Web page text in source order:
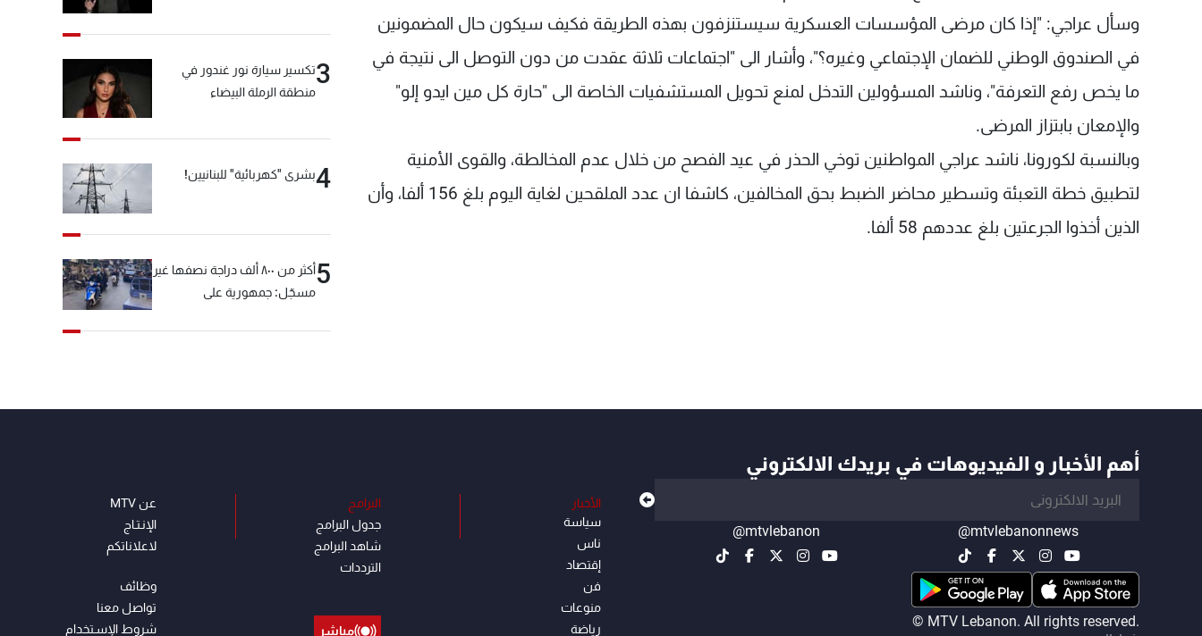
وسأل عراجي: "إذا كان مرضى المؤسسات العسكرية سيستنزفون بهذه الطريقة فكيف سيكون حال المضمونين
في الصندوق الوطني للضمان الإجتماعي وغيره؟"، وأشار الى "اجتماعات ثلاثة عقدت من دون التوصل الى نتيجة في
ما يخص رفع التعرفة"، وناشد المسؤولين التدخل لمنع تحويل المستشفيات الخاصة الى "حارة كل مين ايدو إلو"
والإمعان بابتزاز المرضى.
وبالنسبة لكورونا، ناشد عراجي المواطنين توخي الحذر في عيد الفصح من خلال عدم المخالطة، والقوى الأمنية
لتطبيق خطة التعبئة وتسطير محاضر الضبط بحق المخالفين، كاشفا ان عدد الملقحين لغاية اليوم بلغ 156 ألفا، وأن
الذين أخذوا الجرعتين بلغ عددهم 58 ألفا.
3تكسير سيارة نور غندور في
منطقة الرملة البيضاء
4بشرى "كهربائية" للبنانيين!
5
أكثر من ٨٠٠ ألف دراجة نصفها غير
مسجّل: جمهورية على
أهم الأخبار و الفيديوهات في بريدك الالكتروني
@mtvlebanonnews
@mtvlebanon
© MTV Lebanon. All rights reserved.
الأخبار
سياسة
ناس
إقتصاد
فن
منوعات
رياضة
البرامج
جدول البرامج
شاهد البرامج
الترددات
مباشر
عن MTV
الإنـتـاج
لاعلاناتكم
وظائف
تواصل معنا
شروط الإسـتخدام